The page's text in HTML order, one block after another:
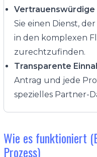
Sie einen Dienst,
in den komplexen
zurechtzufinden.
Transparente
Antrag und jede
spezielles Partner-
Wie es funktioniert
Prozess)